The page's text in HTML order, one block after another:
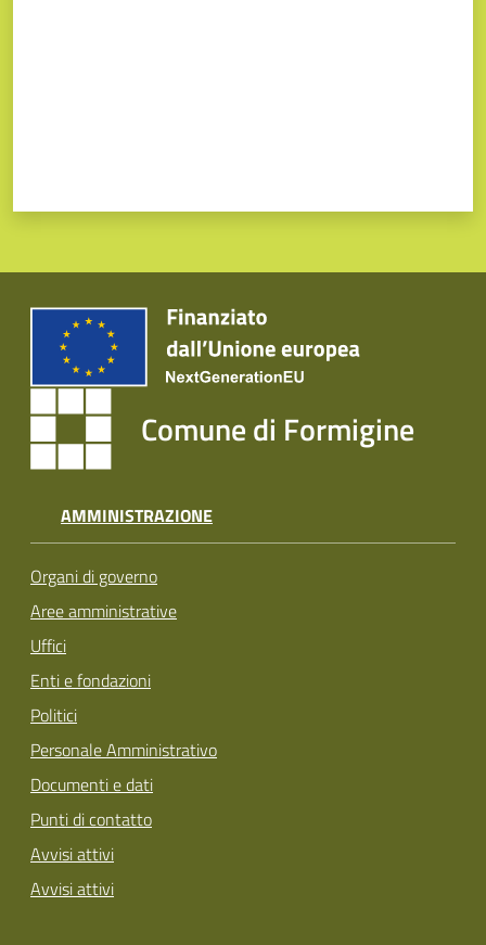
Comune di Formigine
AMMINISTRAZIONE
Organi di governo
Aree amministrative
Uffici
Enti e fondazioni
Politici
Personale Amministrativo
Documenti e dati
Punti di contatto
Avvisi attivi
Avvisi attivi